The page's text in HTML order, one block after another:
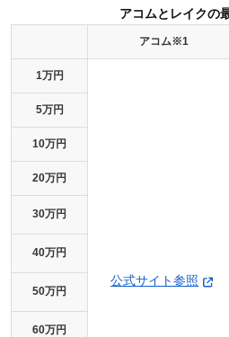
アコムとレイクの
アコム※1
1万円
公式サイト参照
5万円
10万円
20万円
30万円
40万円
50万円
60万円